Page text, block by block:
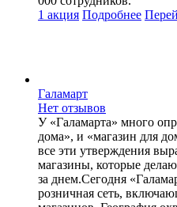
1 акция Подробнее
Галамарт
Нет отзывов
У «Галамарта» много
дома», и «магазин для
все эти утверждения
магазины, которые
за днем.Сегодня
розничная сеть,